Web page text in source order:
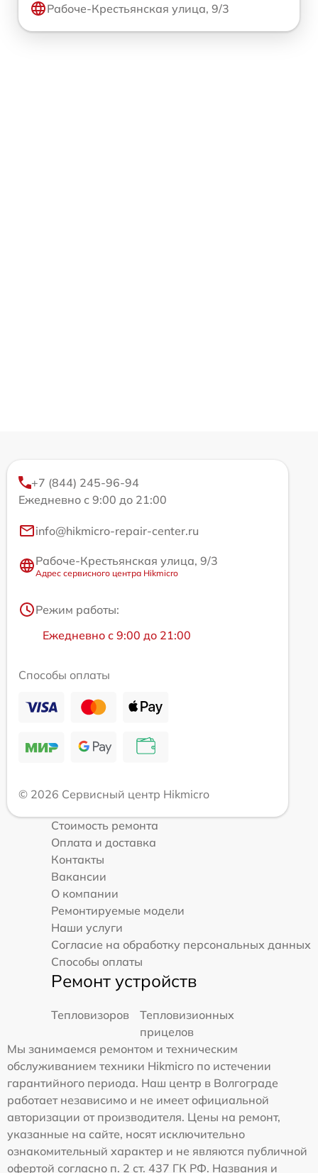
Рабоче-Крестьянская улица, 9/3
+7 (844) 245-96-94
Ежедневно с 9:00 до 21:00
info@hikmicro-repair-center.ru
Рабоче-Крестьянская улица, 9/3
Адрес сервисного центра Hikmicro
Режим работы:
Ежедневно с 9:00 до 21:00
Способы оплаты
© 2026 Сервисный центр Hikmicro
Стоимость ремонта
Оплата и доставка
Контакты
Вакансии
О компании
Ремонтируемые модели
Наши услуги
Согласие на обработку персональных данных
Способы оплаты
Ремонт устройств
Тепловизоров
Тепловизионных
прицелов
Мы занимаемся ремонтом и техническим
обслуживанием техники Hikmicro по истечении
гарантийного периода. Наш центр в Волгограде
работает независимо и не имеет официальной
авторизации от производителя. Цены на ремонт,
указанные на сайте, носят исключительно
ознакомительный характер и не являются публичной
офертой согласно п. 2 ст. 437 ГК РФ. Названия и